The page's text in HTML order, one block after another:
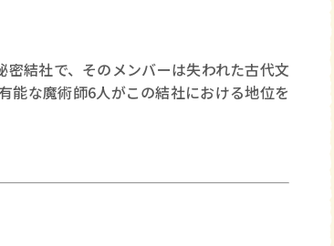
結社で、そのメンバーは失われた古代文
能な魔術師6人がこの結社における地位を